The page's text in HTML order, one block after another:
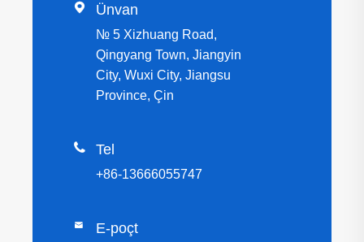
 Ünvan
№ 5 Xizhuang Road,
Qingyang Town, Jiangyin
City, Wuxi City, Jiangsu
Province, Çin
 Tel
+86-13666055747
 E-poçt